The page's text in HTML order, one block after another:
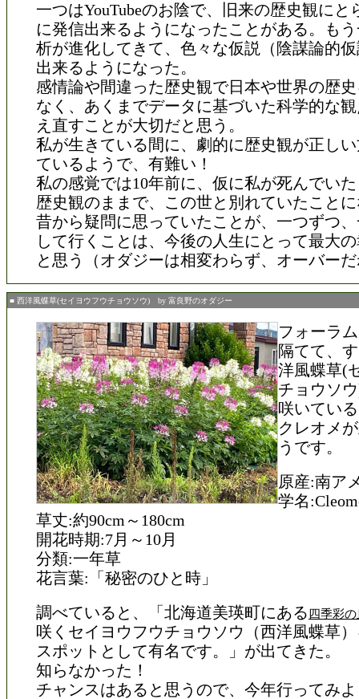
一つはYouTubeのお陰で、旧来の歴史観にと
に発信出来るようになったことがある。も
析が進化してきて、色々な仮説（陰謀論的
出来るようになった。
感情論や間違った歴史観で日本や世界の歴
なく、あくまでデータに基づいた科学的な
え直すことが大切だと思う。
私が生きている間に、劇的に歴史観が正し
ているようで、有難い！
私の感覚では10年前に、仮に私が死んでい
歴史観のままで、この世と別れていたこと
昔から疑問に思っていたことが、一つずつ
して行くことは、今後の人生にとって最大
と思う（オダジーは相変わらず、オーバー
■ 西洋風蝶草(セイヨウフウチョウソウ) by 富良野のオダジー
フォーラ
隔てて、
洋風蝶草(
チョウソ
咲いてい
クレオメ
うです。
原産:南ア
学名
草丈:約90cm～180cm
開花時期:7月～10月
分類:一年草
花言葉:「秘密のひと時」
調べていると、「北海道美瑛町にある 四季彩
咲くセイヨウフウチョウソウ（西洋風蝶草
スポットとして有名です。」が出てきた。
知らなかった！
チャンスはあると思うので、今年行ってみ